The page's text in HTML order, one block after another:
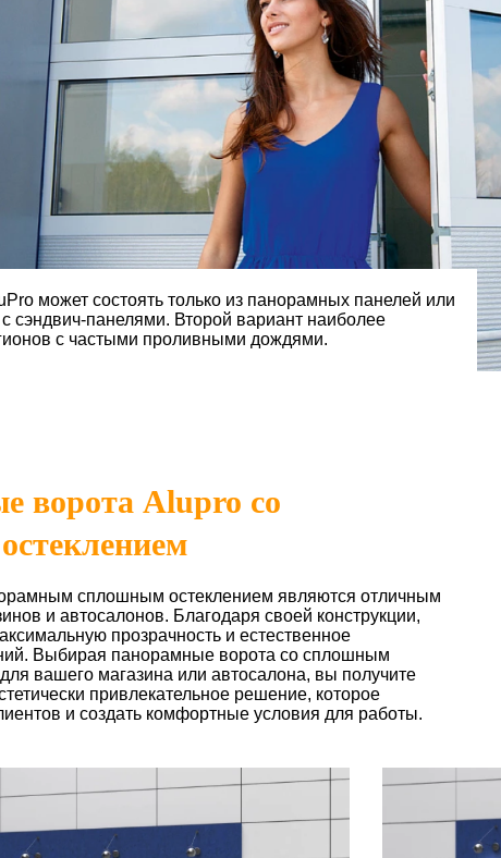
может состоять только из панорамных панелей или
сэндвич-панелями. Второй вариант наиболее
с частыми проливными дождями.
ворота Alupro cо
сплошным остеклением являются отличным
и автосалонов. Благодаря своей конструкции,
прозрачность и естественное
Выбирая панорамные ворота со сплошным
вашего магазина или автосалона, вы получите
привлекательное решение, которое
и создать комфортные условия для работы.